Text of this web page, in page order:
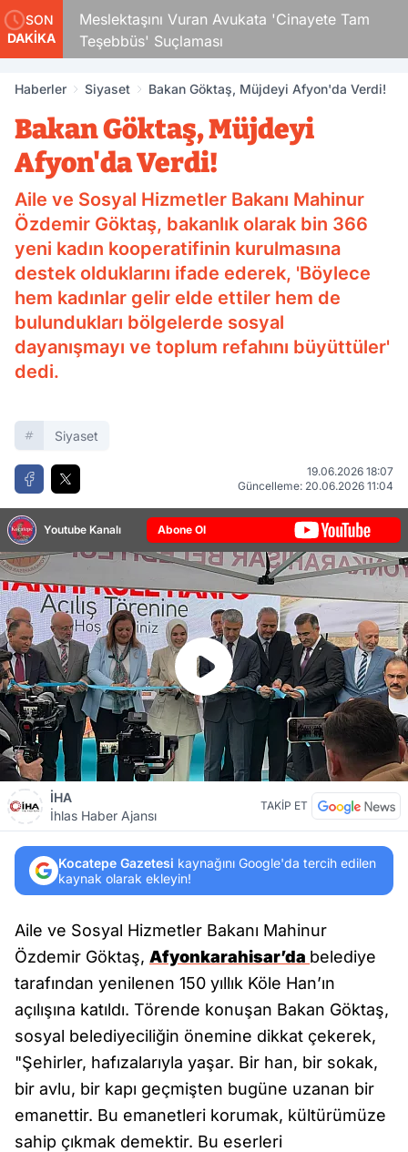
SON
DAKİKA
Meslektaşını Vuran Avukata 'Cinayete Tam
Teşebbüs' Suçlaması
Haberler Siyaset Bakan Göktaş, Müjdeyi Afyon'da Verdi!
Bakan Göktaş, Müjdeyi
Afyon'da Verdi!
Aile ve Sosyal Hizmetler Bakanı Mahinur
Özdemir Göktaş, bakanlık olarak bin 366
yeni kadın kooperatifinin kurulmasına
destek olduklarını ifade ederek, 'Böylece
hem kadınlar gelir elde ettiler hem de
bulundukları bölgelerde sosyal
dayanışmayı ve toplum refahını büyüttüler'
dedi.
Siyaset
19.06.2026 18:07
Güncelleme: 20.06.2026 11:04
Youtube Kanalı Abone Ol
İHA
İhlas Haber Ajansı
TAKİP ET
Kocatepe Gazetesi kaynağını Google'da tercih edilen
kaynak olarak ekleyin!
Aile ve Sosyal Hizmetler Bakanı Mahinur
Özdemir Göktaş, Afyonkarahisar’da belediye
tarafından yenilenen 150 yıllık Köle Han’ın
açılışına katıldı. Törende konuşan Bakan Göktaş,
sosyal belediyeciliğin önemine dikkat çekerek,
"Şehirler, hafızalarıyla yaşar. Bir han, bir sokak,
bir avlu, bir kapı geçmişten bugüne uzanan bir
emanettir. Bu emanetleri korumak, kültürümüze
sahip çıkmak demektir. Bu eserleri